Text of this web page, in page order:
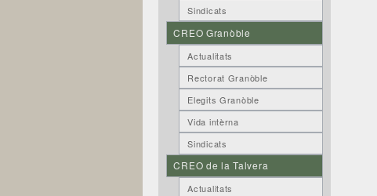
Sindicats
CREO Granòble
Actualitats
Rectorat Granòble
Elegits Granòble
Vida intèrna
Sindicats
CREO de la Talvera
Actualitats